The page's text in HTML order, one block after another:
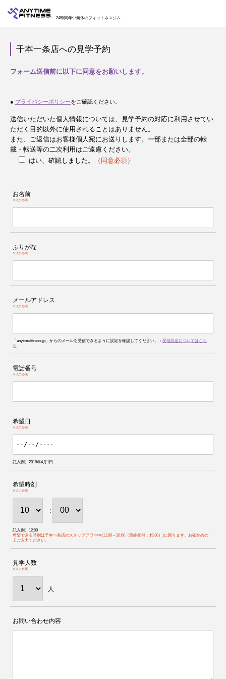
24時間年中無休のフィットネスジム
千本一条店への見学予約
フォーム送信前に以下に同意をお願いします。
● プライバシーポリシーをご確認ください。
送信いただいた個人情報については、見学予約の対応に利用させてい
ただく目的以外に使用されることはありません。
また、ご返信はお客様個人宛にお送りします。一部または全部の転
載・転送等の二次利用はご遠慮ください。
はい、確認しました。
（同意必須）
お名前
※入力必須
ふりがな
※入力必須
メールアドレス
※入力必須
「anytimefitness.jp」からのメールを受信できるように設定を確認してください。： 受信設定についてはこち
ら
電話番号
※入力必須
希望日
※入力必須
記入例）2018年4月1日
希望時刻
※入力必須
:
記入例）12:00
希望できる時刻は千本一条店のスタッフアワー中(11:00～20:00（最終受付：19:30）)に限ります。お確かめの
上ご入力ください。
見学人数
※入力必須
人
お問い合わせ内容